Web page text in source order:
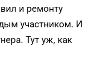
и ремонту
участником. И
Тут уж, как